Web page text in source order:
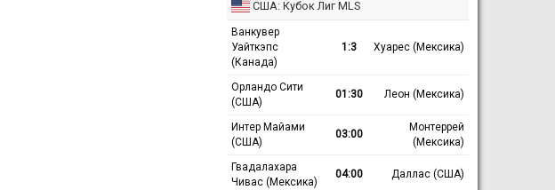
США: Кубок Лиг MLS
Ванкувер
Уайткэпс
(Канада)
1:3 Хуарес (Мексика)
Орландо Сити
(США)
01:30 Леон (Мексика)
Интер Майами
(США)
03:00
Монтеррей
(Мексика)
Гвадалахара
Чивас (Мексика)
04:00 Даллас (США)